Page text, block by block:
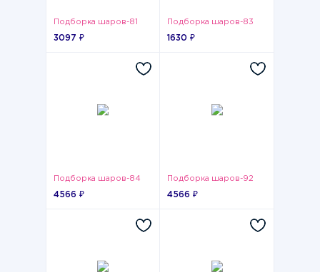
Подборка шаров-81
3097 ₽
Подборка шаров-83
1630 ₽
Подборка шаров-84
4566 ₽
Подборка шаров-92
4566 ₽